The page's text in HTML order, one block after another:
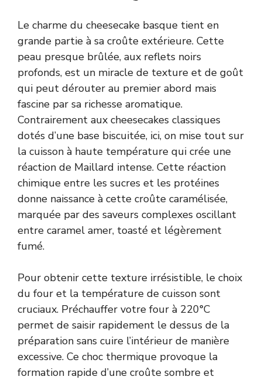
Le charme du cheesecake basque tient en
grande partie à sa croûte extérieure. Cette
peau presque brûlée, aux reflets noirs
profonds, est un miracle de texture et de goût
qui peut dérouter au premier abord mais
fascine par sa richesse aromatique.
Contrairement aux cheesecakes classiques
dotés d’une base biscuitée, ici, on mise tout sur
la cuisson à haute température qui crée une
réaction de Maillard intense. Cette réaction
chimique entre les sucres et les protéines
donne naissance à cette croûte caramélisée,
marquée par des saveurs complexes oscillant
entre caramel amer, toasté et légèrement
fumé.
Pour obtenir cette texture irrésistible, le choix
du four et la température de cuisson sont
cruciaux. Préchauffer votre four à 220°C
permet de saisir rapidement le dessus de la
préparation sans cuire l’intérieur de manière
excessive. Ce choc thermique provoque la
formation rapide d’une croûte sombre et